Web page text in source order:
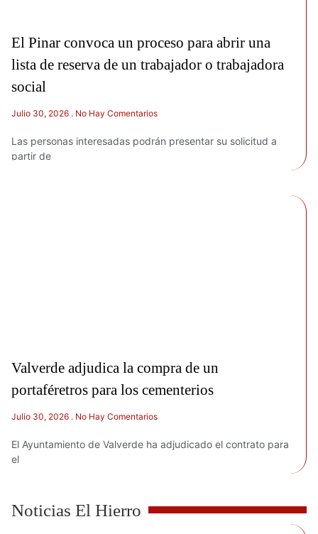
El Pinar convoca un proceso para abrir una
lista de reserva de un trabajador o trabajadora
social
Julio 30, 2026 No Hay Comentarios
Las personas interesadas podrán presentar su solicitud a
partir de
Valverde adjudica la compra de un
portaféretros para los cementerios
Julio 30, 2026 No Hay Comentarios
El Ayuntamiento de Valverde ha adjudicado el contrato para
el
Noticias El Hierro